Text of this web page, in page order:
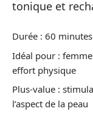
tonique et
Durée : 60 minutes
Idéal pour :
effort physique
Plus-value :
l’aspect de la peau